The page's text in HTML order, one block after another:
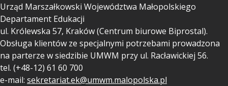
Urząd Marszałkowski Województwa Małopolskiego
Departament Edukacji
ul. Królewska 57, Kraków (Centrum biurowe Biprostal).
Obsługa klientów ze specjalnymi potrzebami prowadzona
na parterze w siedzibie UMWM przy ul. Racławickiej 56.
tel. (+48-12) 61 60 700
e-mail: sekretariat.ek@umwm.malopolska.pl